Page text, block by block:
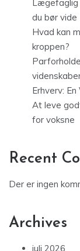
Lægefaglig
du bør vide
Hvad kan
kroppen?
Erhverv:
At leve
for voksne
Recent
Der er ingen
Archives
juli 2026